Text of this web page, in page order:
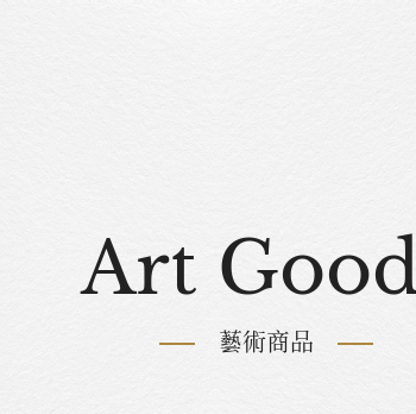
Art
藝術商品